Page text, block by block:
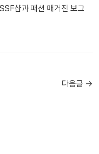
샵과 패션 매거진 보그
다음글 →